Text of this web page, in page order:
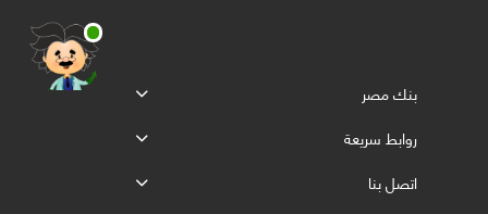
بنك مصر
روابط سريعة
اتصل بنا